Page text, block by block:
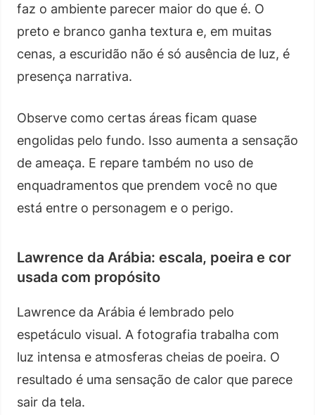
faz o ambiente parecer maior do que é. O
preto e branco ganha textura e, em muitas
cenas, a escuridão não é só ausência de luz, é
presença narrativa.
Observe como certas áreas ficam quase
engolidas pelo fundo. Isso aumenta a sensação
de ameaça. E repare também no uso de
enquadramentos que prendem você no que
está entre o personagem e o perigo.
Lawrence da Arábia: escala, poeira e cor
usada com propósito
Lawrence da Arábia é lembrado pelo
espetáculo visual. A fotografia trabalha com
luz intensa e atmosferas cheias de poeira. O
resultado é uma sensação de calor que parece
sair da tela.